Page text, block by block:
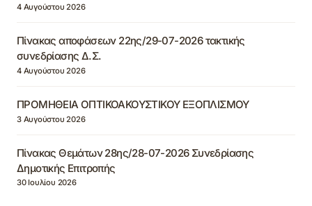
4 Αυγούστου 2026
Πίνακας αποφάσεων 22ης/29-07-2026 τακτικής
συνεδρίασης Δ.Σ.
4 Αυγούστου 2026
ΠΡΟΜΗΘΕΙΑ ΟΠΤΙΚΟΑΚΟΥΣΤΙΚΟΥ ΕΞΟΠΛΙΣΜΟΥ
3 Αυγούστου 2026
Πίνακας Θεμάτων 28ης/28-07-2026 Συνεδρίασης
Δημοτικής Επιτροπής
30 Ιουλίου 2026